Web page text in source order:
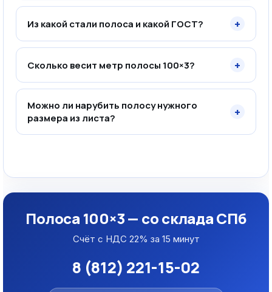
Из какой стали полоса и какой ГОСТ? +
Сколько весит метр полосы 100×3? +
Можно ли нарубить полосу нужного
размера из листа?
+
Полоса 100×3 — со склада СПб
Счёт с НДС 22% за 15 минут
8 (812) 221-15-02